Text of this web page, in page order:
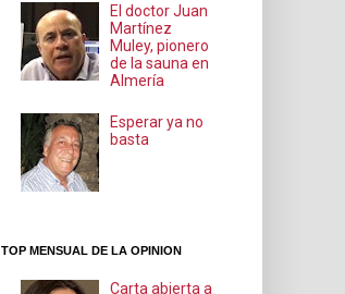
El doctor Juan
Martínez
Muley, pionero
de la sauna en
Almería
Esperar ya no
basta
TOP MENSUAL DE LA OPINION
Carta abierta a